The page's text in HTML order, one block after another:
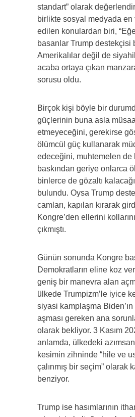
standart” olarak
birlikte sosyal medyada en
edilen konulardan biri,
basanlar Trump destekçisi
Amerikalılar değil de
acaba ortaya çıkan
sorusu oldu.
Birçok kişi böyle bir
güçlerinin buna asla
etmeyeceğini, gerekirse
ölümcül güç kullanarak
edeceğini, muhtemelen de
baskından geriye onlarca
binlerce de gözaltı
bulundu. Oysa Trump
camları, kapıları kırarak
Kongre’den ellerini
çıkmıştı.
Günün sonunda Kongre
Demokratların eline koz
geniş bir manevra alan
ülkede Trumpizm’le iyice
siyasi kamplaşma Biden’ın
aşması gereken ana
olarak bekliyor. 3 Kasım
anlamda, ülkedeki
kesimin zihninde “hile ve
çalınmış bir seçim” olarak
benziyor.
Trump ise hasımlarının